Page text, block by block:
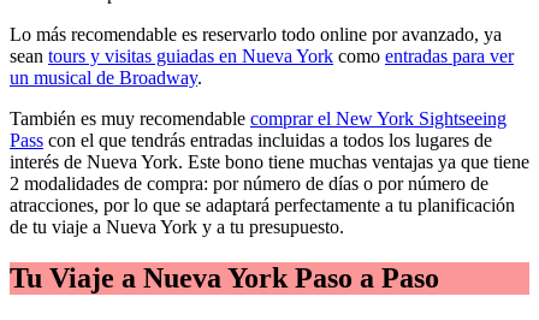
Lo más recomendable es reservarlo todo online por avanzado, ya
sean tours y visitas guiadas en Nueva York como entradas para ver
un musical de Broadway.
También es muy recomendable comprar el New York Sightseeing
Pass con el que tendrás entradas incluidas a todos los lugares de
interés de Nueva York. Este bono tiene muchas ventajas ya que tiene
2 modalidades de compra: por número de días o por número de
atracciones, por lo que se adaptará perfectamente a tu planificación
de tu viaje a Nueva York y a tu presupuesto.
Tu Viaje a Nueva York Paso a Paso